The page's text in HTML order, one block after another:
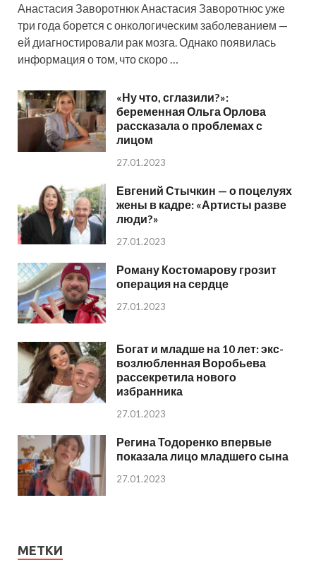
Анастасия Заворотнюк Анастасия Заворотнюс уже
три года борется с онкологическим заболеванием —
ей диагностировали рак мозга. Однако появилась
информация о том, что скоро …
«Ну что, сглазили?»:
беременная Ольга Орлова
рассказала о проблемах с
лицом
27.01.2023
Евгений Стычкин — о поцелуях
жены в кадре: «Артисты разве
люди?»
27.01.2023
Роману Костомарову грозит
операция на сердце
27.01.2023
Богат и младше на 10 лет: экс-
возлюбленная Воробьева
рассекретила нового
избранника
27.01.2023
Регина Тодоренко впервые
показала лицо младшего сына
27.01.2023
МЕТКИ